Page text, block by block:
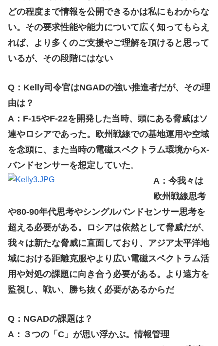
どの程度まで情報を公開できるかは私にもわからな
い。その要求性能や能力について広く知ってもらえ
れば、より多くのご支援やご理解を頂けると思って
いるが、その段階にはない
Q：Kelly司令官はNGADの強い推進者だが、その理
由は？
A：F-15やF-22を開発した当時、頭にある脅威はソ
連やロシアであった。欧州戦線での基地運用や空域
を念頭に、また当時の電磁スペクトラム環境からX-
バンドセンサーを想定していた。
A：今我々は
欧州戦線思考
や80-90年代思考やシングルバンドセンサー思考を
超える必要がある。ロシアは依然として脅威だが、
我々は新たな脅威に直面しており、アジア太平洋地
域における距離克服やより広い電磁スペクトラム活
用や対処の課題に向き合う必要がある。より遠方を
監視し、戦い、勝ち抜く必要があるからだ
Q：NGADの課題は？
A：３つの「C」が思い浮かぶ。情報管理